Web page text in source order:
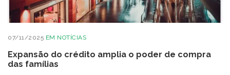
07/11/2025 EM NOTÍCIAS
Expansão do crédito amplia o poder de compra
das famílias